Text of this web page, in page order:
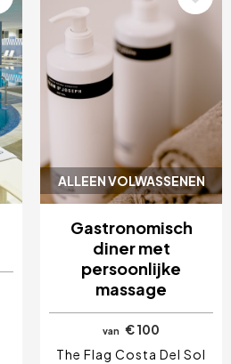
ALLEEN VOLWASSENEN
Gastronomisch
diner met
persoonlijke
massage
van
€ 100
The Flag Costa Del Sol